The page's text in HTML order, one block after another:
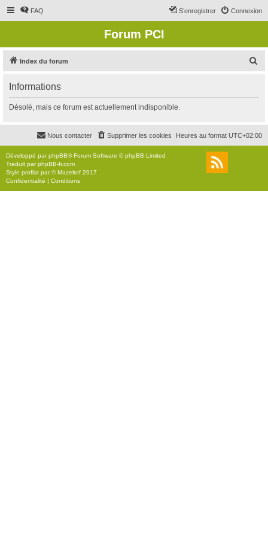
FAQ Connexion
S’enregistrer
Forum PCI
Index du forum
r
c
r
Informations
Désolé, mais ce forum est actuellement indisponible.
Heures au format UTC+02:00
Supprimer les cookies
Nous contacter
Développé parphpBB® Forum Software © phpBB Limited
Traduit parphpBB-fr.com
Style proflat par ©Mazeltof 2017
Confidentialité | Conditions